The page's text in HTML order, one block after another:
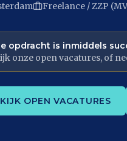
Freelance / ZZP
opdracht is inmiddels
onze open vacatures, of
OPEN VACATURES